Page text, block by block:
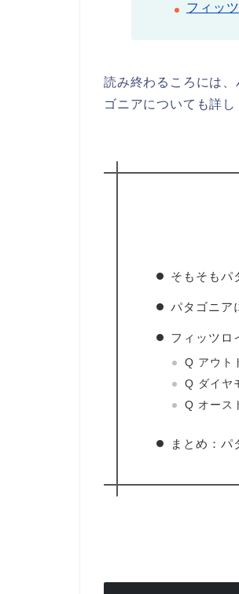
フィッ
読み終わるころには
ゴニアについても詳し
そもそもパ
パタゴニア
フィッツロ
Q アウト
Q ダイヤ
Q オース
まとめ：パ